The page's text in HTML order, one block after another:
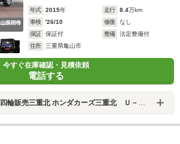
年式 2015年 走行 8.4万km
車検
'26/10 修復
なし
保証
保証付 整備
法定整備付
住所
三重県亀山市
今すぐ在庫確認・見積依頼
電話する
売三重北 ホンダカーズ三重北 Ｕ－Ｓｅｌｅｃｔ亀山長明寺